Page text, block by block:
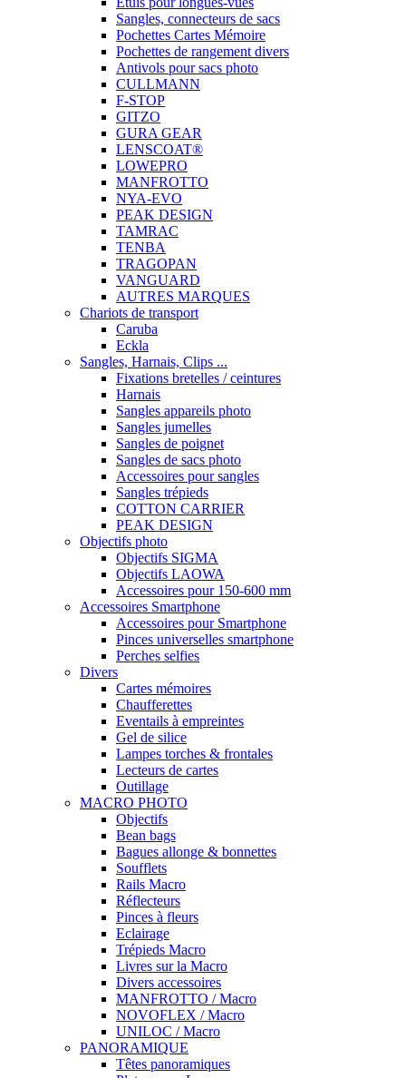
Sangles, connecteurs de sacs
Pochettes Cartes Mémoire
Pochettes de rangement divers
Antivols pour sacs photo
CULLMANN
F-STOP
GITZO
GURA GEAR
LENSCOAT®
LOWEPRO
MANFROTTO
NYA-EVO
PEAK DESIGN
TAMRAC
TENBA
TRAGOPAN
VANGUARD
AUTRES MARQUES
Chariots de transport
Caruba
Eckla
Sangles, Harnais, Clips ...
Fixations bretelles / ceintures
Harnais
Sangles appareils photo
Sangles jumelles
Sangles de poignet
Sangles de sacs photo
Accessoires pour sangles
Sangles trépieds
COTTON CARRIER
PEAK DESIGN
Objectifs photo
Objectifs SIGMA
Objectifs LAOWA
Accessoires pour 150-600 mm
Accessoires Smartphone
Accessoires pour Smartphone
Pinces universelles smartphone
Perches selfies
Divers
Cartes mémoires
Chaufferettes
Eventails à empreintes
Gel de silice
Lampes torches & frontales
Lecteurs de cartes
Outillage
MACRO PHOTO
Objectifs
Bean bags
Bagues allonge & bonnettes
Soufflets
Rails Macro
Réflecteurs
Pinces à fleurs
Eclairage
Trépieds Macro
Livres sur la Macro
Divers accessoires
MANFROTTO / Macro
NOVOFLEX / Macro
UNILOC / Macro
PANORAMIQUE
Têtes panoramiques